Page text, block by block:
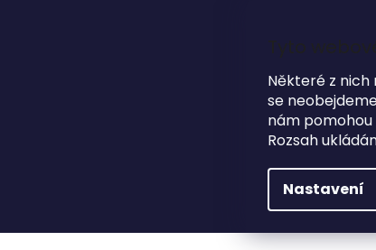
Tyto
Některé z
se
nám
Rozsah
Nastavení
DÁRKOVÉ